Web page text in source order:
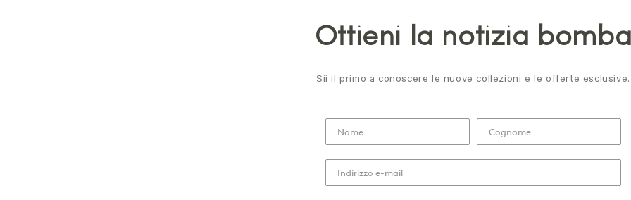
Ottieni la notizia bomba
Sii il primo a conoscere le nuove collezioni e le offerte esclusive.